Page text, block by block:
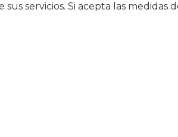
servicios. Si acepta las medidas